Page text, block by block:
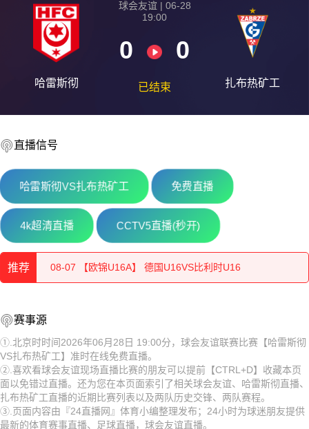
哈雷斯彻
球会友谊 | 06-28
19:00
0 0
已结束 扎布热矿工
直播信号
哈雷斯彻VS扎布热矿工 免费直播
4k超清直播 CCTV5直播(秒开)
推荐
08-08 【欧锦U16A】 罗马尼亚U16VS塞尔维亚U16
08-07 【欧锦U16A】 波兰U16VS罗马尼亚U16
08-07 【欧锦U16A】 德国U16VS比利时U16
08-07 【越南联】 河内水牛VS岘港龙
08-07 【欧锦U16A】 意大利U16VS拉脱维亚U16
08-07 【欧锦U16A】 西班牙U16VS希腊U16
08-07 【欧锦U16A】 德国U16VS比利时U16
08-07 【欧锦U16B】 匈牙利U16VS奥地利U16
08-07 【欧锦U16B】 斯洛伐克U16VS黑山U16
赛事源
①.北京时时间2026年06月28日 19:00分，球会友谊联赛比赛【哈雷斯彻
VS扎布热矿工】准时在线免费直播。
②.喜欢看球会友谊现场直播比赛的朋友可以提前【CTRL+D】收藏本页
面以免错过直播。还为您在本页面索引了相关球会友谊、哈雷斯彻直播、
扎布热矿工直播的近期比赛列表以及两队历史交锋、两队赛程。
③.页面内容由『24直播网』体育小编整理发布；24小时为球迷朋友提供
最新的体育赛事直播、足球直播，球会友谊直播。